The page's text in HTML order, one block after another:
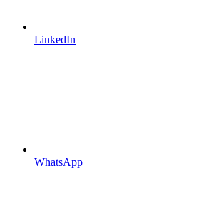
LinkedIn
WhatsApp